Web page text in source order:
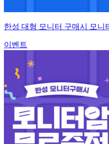
한성 대형 모니터 구매시 모니
이벤트